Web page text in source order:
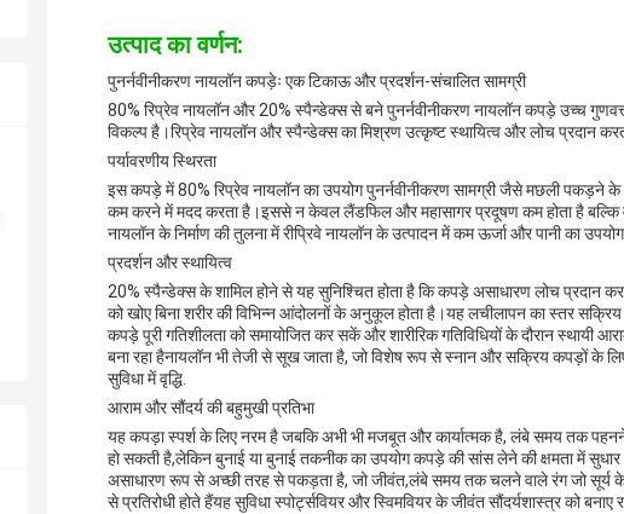
उत्पाद का वर्णन:
पुनर्नवीनीकरण नायलॉन कपड़ेः एक टिकाऊ और प्रदर्शन-संचालित सामग्री
80% रिप्रेव नायलॉन और 20% स्पैन्डेक्स से बने पुनर्नवीनीकरण नायलॉन कपड़े उच्च
विकल्प है।रिप्रेव नायलॉन और स्पैन्डेक्स का मिश्रण उत्कृष्ट स्थायित्व और लोच प्रदान
पर्यावरणीय स्थिरता
इस कपड़े में 80% रिप्रेव नायलॉन का उपयोग पुनर्नवीनीकरण सामग्री जैसे मछली पकड़ने
कम करने में मदद करता है।इससे न केवल लैंडफिल और महासागर प्रदूषण कम होता है बल्कि
नायलॉन के निर्माण की तुलना में रीप्रिवे नायलॉन के उत्पादन में कम ऊर्जा और पानी का
प्रदर्शन और स्थायित्व
20% स्पैन्डेक्स के शामिल होने से यह सुनिश्चित होता है कि कपड़े असाधारण लोच प्रदान
को खोए बिना शरीर की विभिन्न आंदोलनों के अनुकूल होता है।यह लचीलापन का स्तर
कपड़े पूरी गतिशीलता को समायोजित कर सकें और शारीरिक गतिविधियों के दौरान
बना रहा हैनायलॉन भी तेजी से सूख जाता है, जो विशेष रूप से स्नान और सक्रिय कपड़ों के लिए
सुविधा में वृद्धि.
आराम और सौंदर्य की बहुमुखी प्रतिभा
यह कपड़ा स्पर्श के लिए नरम है जबकि अभी भी मजबूत और कार्यात्मक है, लंबे समय तक
हो सकती है,लेकिन बुनाई या बुनाई तकनीक का उपयोग कपड़े की सांस लेने की क्षमता में
असाधारण रूप से अच्छी तरह से पकड़ता है, जो जीवंत,लंबे समय तक चलने वाले रंग जो सूर्य
से प्रतिरोधी होते हैंयह सुविधा स्पोर्ट्सवियर और स्विमवियर के जीवंत सौंदर्यशास्त्र को